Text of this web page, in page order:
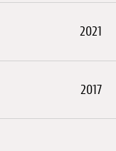
2021
2017